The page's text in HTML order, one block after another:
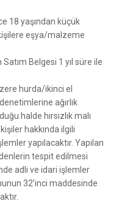
18 yaşından küçük
eşya/malzeme
Belgesi 1 yıl süre ile
hurda/ikinci el
ağırlık
halde hırsızlık malı
hakkında ilgili
yapılacaktır. Yapılan
tespit edilmesi
adli ve idari işlemler
32’inci maddesinde